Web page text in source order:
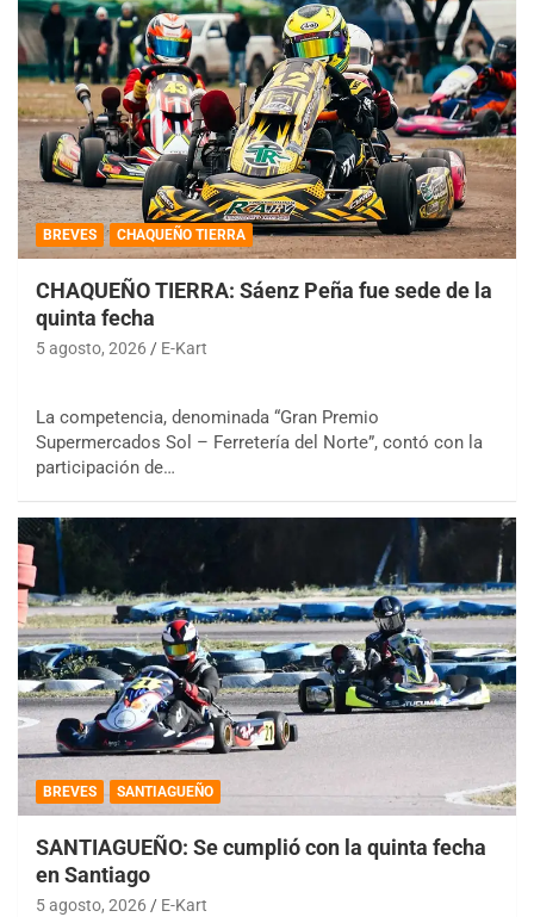
BREVES CHAQUEÑO TIERRA
CHAQUEÑO TIERRA: Sáenz Peña fue sede de la
quinta fecha
5 agosto, 2026 E-Kart
La competencia, denominada “Gran Premio
Supermercados Sol – Ferretería del Norte”, contó con la
participación de…
BREVES SANTIAGUEÑO
SANTIAGUEÑO: Se cumplió con la quinta fecha
en Santiago
5 agosto, 2026 E-Kart